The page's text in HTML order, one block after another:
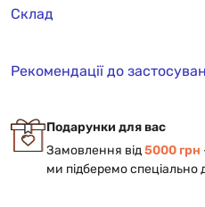
Склад
Рекомендації до
Подарунки для вас
Замовлення від5000 грн
ми підберемо спеціально